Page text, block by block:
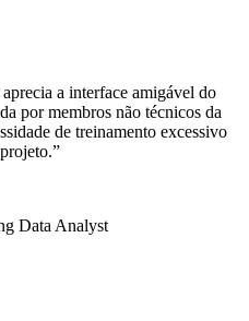
a interface amigável do
por membros não técnicos da
de treinamento excessivo
Data Analyst